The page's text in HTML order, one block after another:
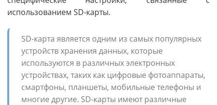
использованием SD-карты.
SD-карта является одним из самых популярных
устройств хранения данных, которые
используются в различных электронных
устройствах, таких как цифровые фотоаппараты,
смартфоны, планшеты, мобильные телефоны и
многие другие. SD-карты имеют различные